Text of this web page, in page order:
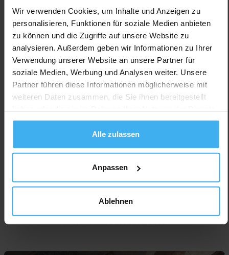
Wir verwenden Cookies, um Inhalte und Anzeigen zu
personalisieren, Funktionen für soziale Medien anbieten
zu können und die Zugriffe auf unsere Website zu
analysieren. Außerdem geben wir Informationen zu Ihrer
Verwendung unserer Website an unsere Partner für
soziale Medien, Werbung und Analysen weiter. Unsere
Partner führen diese Informationen möglicherweise mit
weiteren Daten zusammen, die Sie ihnen bereitgestellt
gesammelt haben.
Alle zulassen
Anpassen
Ablehnen
CONTAINERDIENST Geschlossen
Karl Mossandl GmbH & Co.
Noch keine Bewertung
Schwaiger Str. 64, 84130 Dingolfing, Deutschland
Jetzt Anrufen
Für Unternehmen